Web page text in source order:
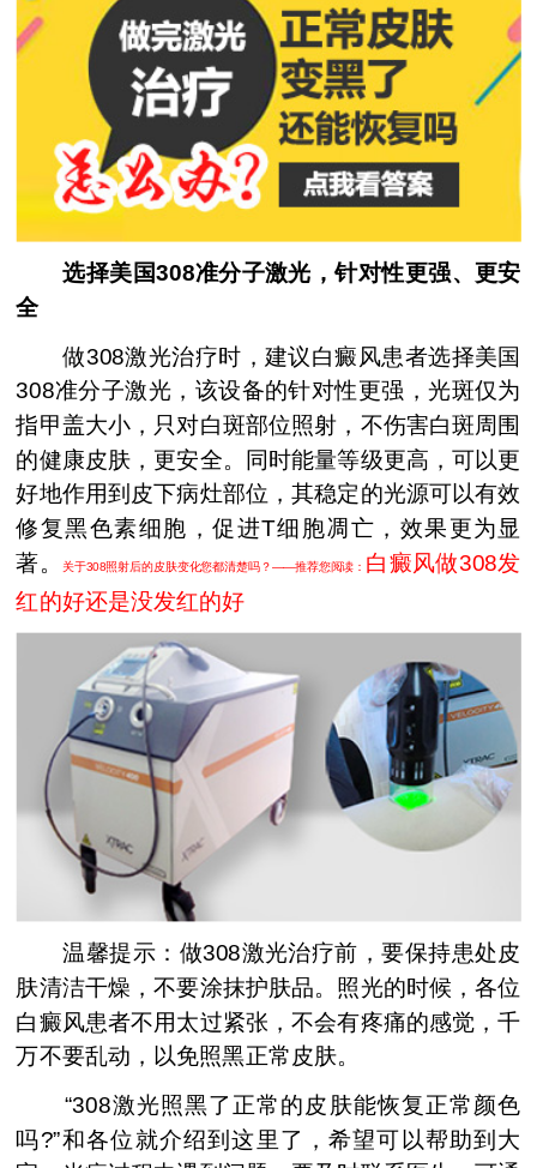
选择美国308准分子激光，针对性更强、更安
全
做308激光治疗时，建议白癜风患者选择美国
308准分子激光，该设备的针对性更强，光斑仅为
指甲盖大小，只对白斑部位照射，不伤害白斑周围
的健康皮肤，更安全。同时能量等级更高，可以更
好地作用到皮下病灶部位，其稳定的光源可以有效
修复黑色素细胞，促进T细胞凋亡，效果更为显
著。
关于308照射后的皮肤变化您都清楚吗？——推荐您阅读： 白癜风做308发
红的好还是没发红的好
温馨提示：做308激光治疗前，要保持患处皮
肤清洁干燥，不要涂抹护肤品。照光的时候，各位
白癜风患者不用太过紧张，不会有疼痛的感觉，千
万不要乱动，以免照黑正常皮肤。
“308激光照黑了正常的皮肤能恢复正常颜色
吗?”和各位就介绍到这里了，希望可以帮助到大